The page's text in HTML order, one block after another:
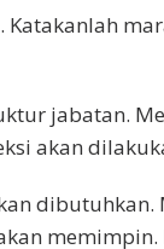
jabatan.
akan